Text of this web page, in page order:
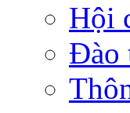
Hội
Đào